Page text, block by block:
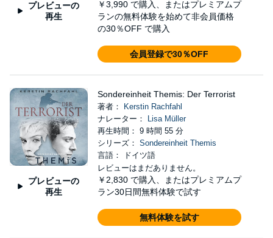
プレビューの
再生
￥3,990 で購入、またはプレミアムプ
ランの無料体験を始めて非会員価格
の30％OFF で購入
会員登録で30％OFF
プレビューの
再生
Sondereinheit Themis: Der Terrorist
著者：
Kerstin Rachfahl
ナレーター：
Lisa Müller
再生時間： 9 時間 55 分
シリーズ： Sondereinheit Themis
言語： ドイツ語
レビューはまだありません。
￥2,830 で購入、またはプレミアムプ
ラン30日間無料体験で試す
無料体験を試す